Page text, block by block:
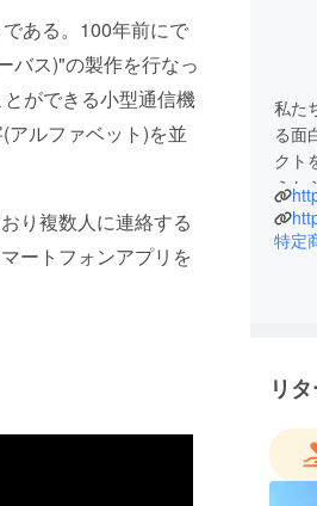
ある。100年前にで
バス)"の製作を行なっ
ができる小型通信機
アルファベット)を並
り複数人に連絡する
ートフォンアプリを
私た
る面
クト
特定
リ